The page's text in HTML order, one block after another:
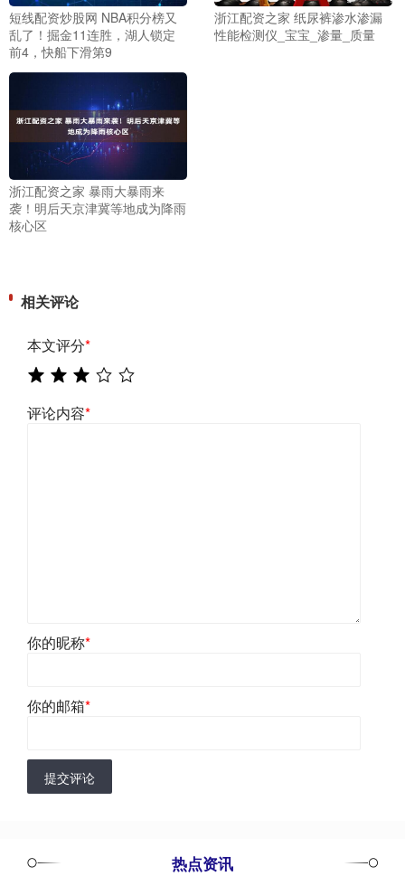
短线配资炒股网 NBA积分榜又
乱了！掘金11连胜，湖人锁定
前4，快船下滑第9
浙江配资之家 纸尿裤渗水渗漏
性能检测仪_宝宝_渗量_质量
浙江配资之家 暴雨大暴雨来
袭！明后天京津冀等地成为降雨
核心区
相关评论
本文评分*
评论内容*
你的昵称*
你的邮箱*
提交评论
热点资讯